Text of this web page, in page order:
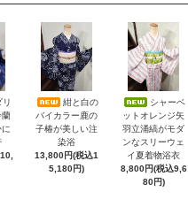
リ
蘭
紺と白の
バイカラー鹿の
子椿が美しい注
染浴
13,800円(税込1
5,180円)
シャーベ
ットオレンジ矢
羽立涌縞がモダ
ンなスリーウェ
イ夏着物浴衣
8,800円(税込9,6
80円)